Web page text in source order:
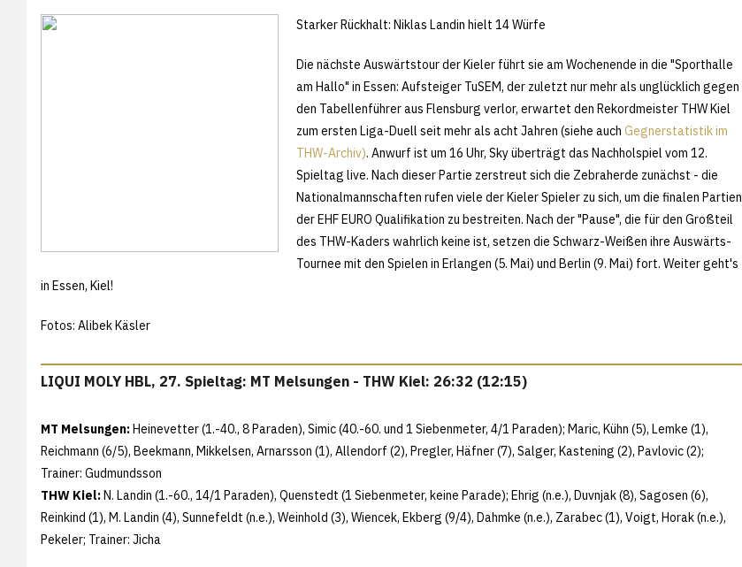
Starker Rückhalt: Niklas Landin hielt 14 Würfe
Die nächste Auswärtstour der Kieler führt sie am Wochenende in die "Sporthalle
am Hallo" in Essen: Aufsteiger TuSEM, der zuletzt nur mehr als unglücklich gegen
den Tabellenführer aus Flensburg verlor, erwartet den Rekordmeister THW Kiel
zum ersten Liga-Duell seit mehr als acht Jahren (siehe auch Gegnerstatistik im
THW-Archiv). Anwurf ist um 16 Uhr, Sky überträgt das Nachholspiel vom 12.
Spieltag live. Nach dieser Partie zerstreut sich die Zebraherde zunächst - die
Nationalmannschaften rufen viele der Kieler Spieler zu sich, um die finalen Partien
der EHF EURO Qualifikation zu bestreiten. Nach der "Pause", die für den Großteil
des THW-Kaders wahrlich keine ist, setzen die Schwarz-Weißen ihre Auswärts-
Tournee mit den Spielen in Erlangen (5. Mai) und Berlin (9. Mai) fort. Weiter geht's
in Essen, Kiel!
Fotos: Alibek Käsler
LIQUI MOLY HBL, 27. Spieltag: MT Melsungen - THW Kiel: 26:32 (12:15)
MT Melsungen:Heinevetter (1.-40., 8 Paraden), Simic (40.-60. und 1 Siebenmeter, 4/1 Paraden); Maric, Kühn (5), Lemke (1),
Reichmann (6/5), Beekmann, Mikkelsen, Arnarsson (1), Allendorf (2), Pregler, Häfner (7), Salger, Kastening (2), Pavlovic (2);
Trainer: Gudmundsson
THW Kiel:N. Landin (1.-60., 14/1 Paraden), Quenstedt (1 Siebenmeter, keine Parade); Ehrig (n.e.), Duvnjak (8), Sagosen (6),
Reinkind (1), M. Landin (4), Sunnefeldt (n.e.), Weinhold (3), Wiencek, Ekberg (9/4), Dahmke (n.e.), Zarabec (1), Voigt, Horak (n.e.),
Pekeler; Trainer: Jicha